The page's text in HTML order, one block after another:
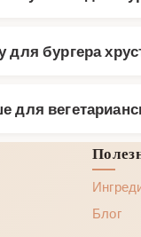
для бургера
для
Блог